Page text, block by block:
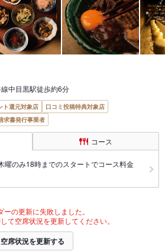
中目黒駅徒歩約6分
ト還元対象店
口コミ投稿特典対象店
求書発行事業者
コース
曜のみ18時までのスタートでコース料金
ーの更新に失敗しました。
て空席状況を更新してください。
空席状況を更新する